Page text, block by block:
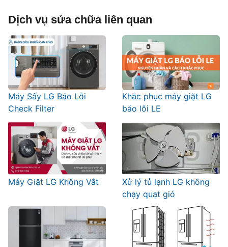
Dịch vụ sửa chữa liên quan
Máy Sấy LG Báo Lỗi
Check Filter
Khắc phục máy giặt LG
báo lỗi LE
Máy Giặt LG Không Vắt
Xử lý tủ lạnh LG không
chạy quạt gió